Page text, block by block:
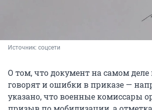
Источник: соцсети
О том, что документ на самом
говорят и ошибки в приказе —
указано, что военные комиссары